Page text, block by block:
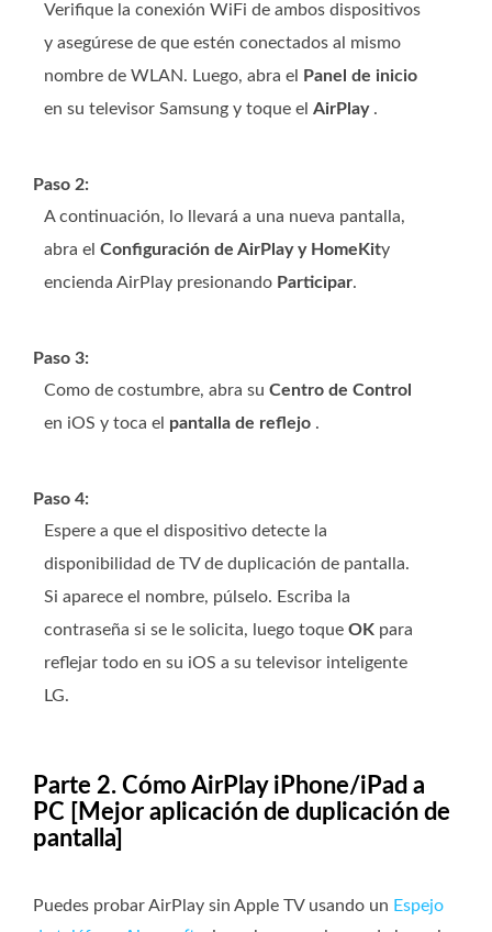
Verifique la conexión WiFi de ambos dispositivos
y asegúrese de que estén conectados al mismo
nombre de WLAN. Luego, abra el
Panel de inicio
en su televisor Samsung y toque el AirPlay.
Paso 2:
A continuación, lo llevará a una nueva pantalla,
abra el Configuración de AirPlay y HomeKity
encienda AirPlay presionando Participar.
Paso 3:
Como de costumbre, abra su Centro de Control
en iOS y toca el pantalla de reflejo .
Paso 4:
Espere a que el dispositivo detecte la
disponibilidad de TV de duplicación de pantalla.
Si aparece el nombre, púlselo. Escriba la
contraseña si se le solicita, luego toque OK para
reflejar todo en su iOS a su televisor inteligente
LG.
Parte 2. Cómo AirPlay iPhone/iPad a
PC [Mejor aplicación de duplicación de
pantalla]
Puedes probar AirPlay sin Apple TV usando un Espejo